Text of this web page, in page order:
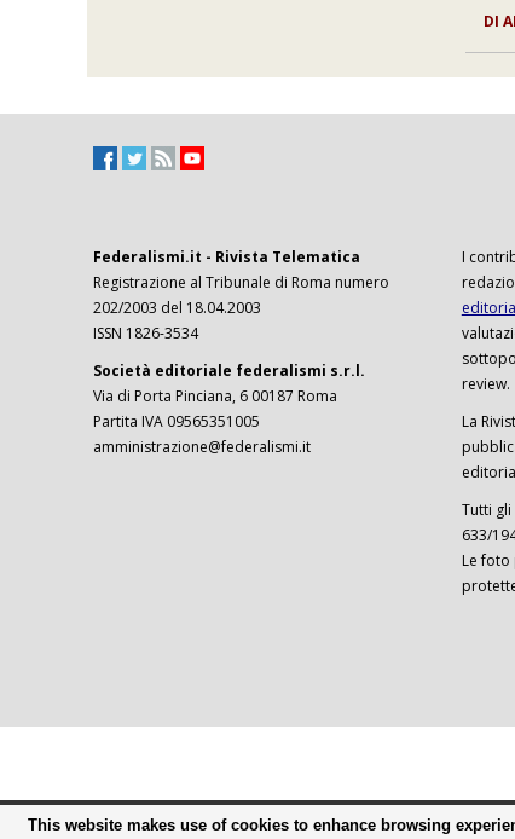
DI
Federalismi.it - Rivista Telematica
Registrazione al Tribunale di Roma numero
202/2003 del 18.04.2003
ISSN 1826-3534
Società editoriale federalismi s.r.l.
Via di Porta Pinciana, 6 00187 Roma
Partita IVA 09565351005
amministrazione@federalismi.it
I
review.
La
Tutti
633/
Le
This website makes use of cookies to enhance browsing